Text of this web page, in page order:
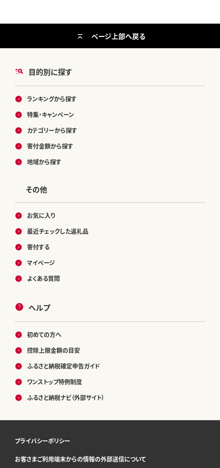
目的別に探す
ランキングから探す
特集・キャンペーン
カテゴリーから探す
寄付金額から探す
地域から探す
その他
お気に入り
最近チェックした返礼品
寄付する
マイページ
よくある質問
ヘルプ
初めての方へ
控除上限金額の目安
ふるさと納税確定申告ガイド
ワンストップ特例制度
ふるさと納税ナビ（外部サイト）
ページ上部へ戻る
プライバシーポリシー
お客さまご利用端末からの情報の外部送信について